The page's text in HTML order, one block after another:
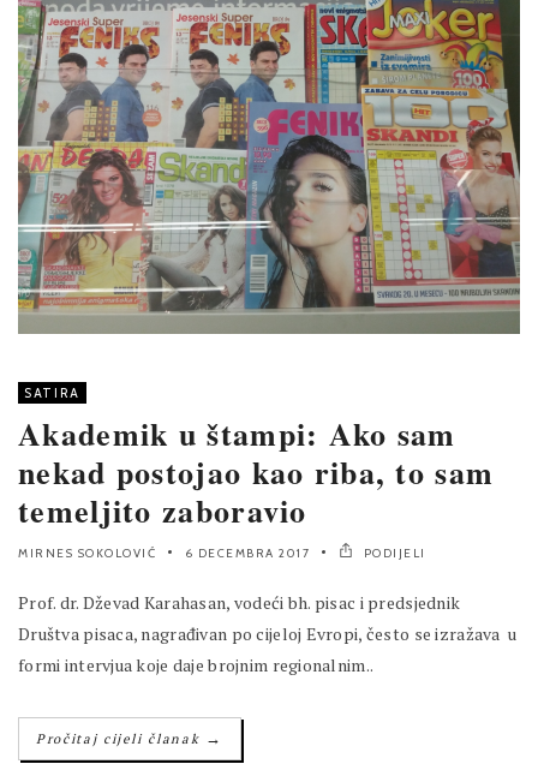
SATIRA
Akademik u štampi: Ako sam
nekad postojao kao riba, to sam
temeljito zaboravio
MIRNES SOKOLOVIĆ 6 DECEMBRA 2017 PODIJELI
Prof. dr. Dževad Karahasan, vodeći bh. pisac i predsjednik
Društva pisaca, nagrađivan po cijeloj Evropi, često se izražava u
formi intervjua koje daje brojnim regionalnim..
Pročitaj cijeli članak →